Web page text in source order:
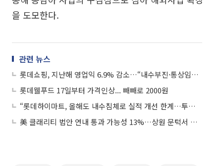
을 도모한다.
관련 뉴스
롯데쇼핑, 지난해 영업익 6.9% 감소…“내수부진·통상임금 부담 영향”
롯데웰푸드 17일부터 가격인상... 빼빼로 2000원
“롯데하이마트, 올해도 내수침체로 실적 개선 한계…투자의견·목표가 동시 하향”
美 클래리티 법안 연내 통과 가능성 13%…상원 문턱서 제동